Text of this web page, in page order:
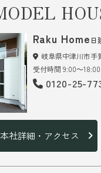
Raku Home 日
岐阜県中津川市手
受付時間 9:00～
0120-25-
本社詳細・アクセス